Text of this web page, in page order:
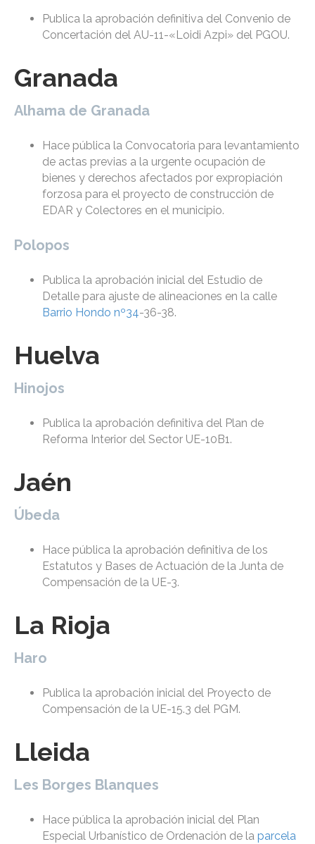
Publica la aprobación definitiva del Convenio de
Concertación del AU-11-«Loidi Azpi» del PGOU.
Granada
Alhama de Granada
Hace pública la Convocatoria para levantamiento
de actas previas a la urgente ocupación de
bienes y derechos afectados por expropiación
forzosa para el proyecto de construcción de
EDAR y Colectores en el municipio.
Polopos
Publica la aprobación inicial del Estudio de
Detalle para ajuste de alineaciones en la calle
Barrio Hondo nº34-36-38.
Huelva
Hinojos
Publica la aprobación definitiva del Plan de
Reforma Interior del Sector UE-10B1.
Jaén
Úbeda
Hace pública la aprobación definitiva de los
Estatutos y Bases de Actuación de la Junta de
Compensación de la UE-3.
La Rioja
Haro
Publica la aprobación inicial del Proyecto de
Compensación de la UE-15.3 del PGM.
Lleida
Les Borges Blanques
Hace pública la aprobación inicial del Plan
Especial Urbanístico de Ordenación de la parcela